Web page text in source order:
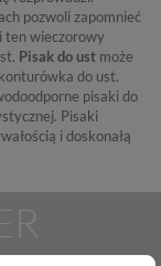
pozwoli zapomnieć
ten wieczorowy
Pisak do ust może
do ust.
pisaki do
Pisaki
i doskonałą